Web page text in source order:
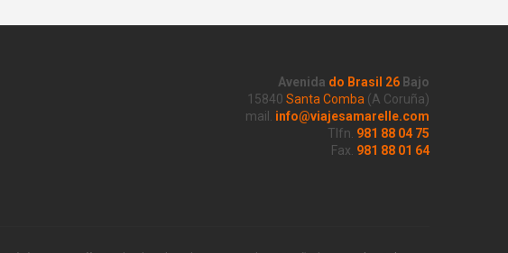
Avenida do Brasil 26 Bajo
15840 Santa Comba (A Coruña)
mail. info@viajesamarelle.com
Tlfn. 981 88 04 75
Fax. 981 88 01 64